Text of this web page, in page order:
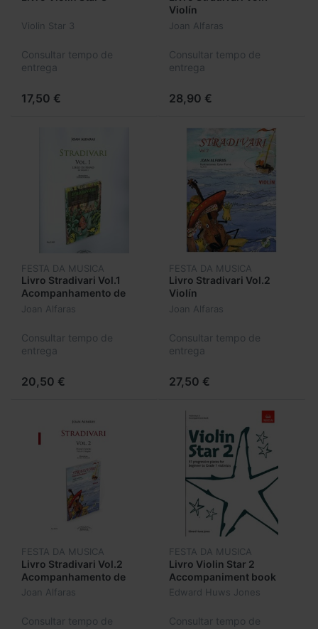
Violin Star 3
Consultar tempo de
entrega
17,50 €
Violín
Joan Alfaras
Consultar tempo de
entrega
28,90 €
FESTA DA MUSICA
Livro Stradivari Vol.1
Acompanhamento de
Piano
Joan Alfaras
Consultar tempo de
entrega
20,50 €
FESTA DA MUSICA
Livro Stradivari Vol.2
Violín
Joan Alfaras
Consultar tempo de
entrega
27,50 €
FESTA DA MUSICA
Livro Stradivari Vol.2
Acompanhamento de
Piano
Joan Alfaras
Consultar tempo de
FESTA DA MUSICA
Livro Violin Star 2
Accompaniment book
Edward Huws Jones
Consultar tempo de